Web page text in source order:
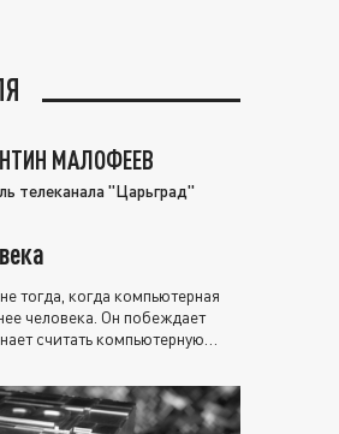
МАЛОФЕЕВ
телеканала "Царьград"
тогда, когда компьютерная
человека. Он побеждает
считать компьютерную